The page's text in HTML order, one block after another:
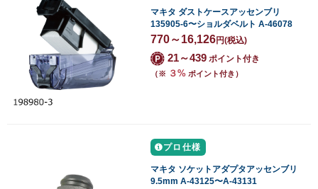
マキタ ダストケースアッセンブリ
135905-6〜ショルダベルト A-46078
770～16,126円(税込)
21～439 ポイント付き
（※ ３% ポイント付き）
プロ仕様
マキタ ソケットアダプタアッセンブリ
9.5mm A-43125〜A-43131